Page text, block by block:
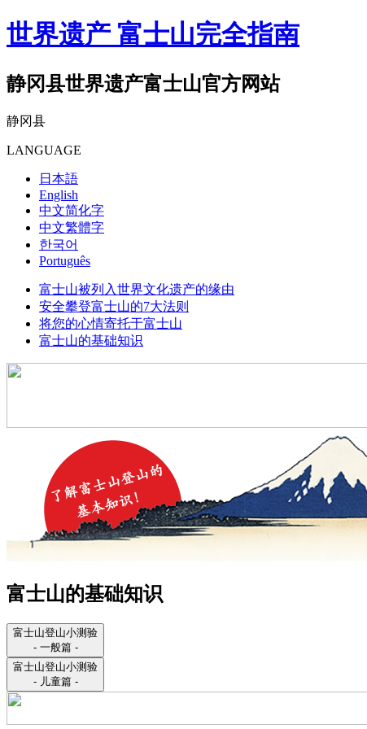
世界遗产 富士山完全指南
静冈县世界遗产富士山官方网站
静冈县
LANGUAGE
日本語
English
中文简化字
中文繁體字
한국어
Português
富士山被列入世界文化遗产的缘由
安全攀登富士山的7大法则
将您的心情寄托于富士山
富士山的基础知识
富士山的基础知识
富士山登山小测验
- 一般篇 -
富士山登山小测验
- 儿童篇 -